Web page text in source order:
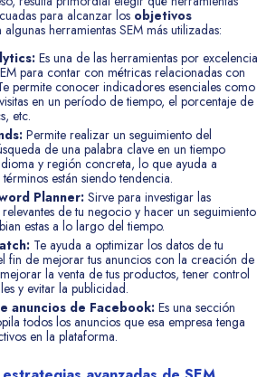
para alcanzar los objetivos
algunas herramientas SEM más utilizadas:
Es una de las herramientas por excelencia
para contar con métricas relacionadas con
permite conocer indicadores esenciales como
en un período de tiempo, el porcentaje de
etc.
Permite realizar un seguimiento del
de una palabra clave en un tiempo
y región concreta, lo que ayuda a
están siendo tendencia.
Planner:Sirve para investigar las
de tu negocio y hacer un seguimiento
estas a lo largo del tiempo.
Te ayuda a optimizar los datos de tu
fin de mejorar tus anuncios con la creación de
la venta de tus productos, tener control
y evitar la publicidad.
anuncios de Facebook: Es una sección
todos los anuncios que esa empresa tenga
en la plataforma.